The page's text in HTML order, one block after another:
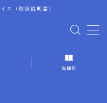
ス（取扱説明書）
職種別